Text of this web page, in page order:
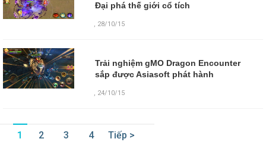
Đại phá thế giới cổ tích
, 28/10/15
Trải nghiệm gMO Dragon Encounter
sắp được Asiasoft phát hành
, 24/10/15
1 2 3 4 Tiếp >